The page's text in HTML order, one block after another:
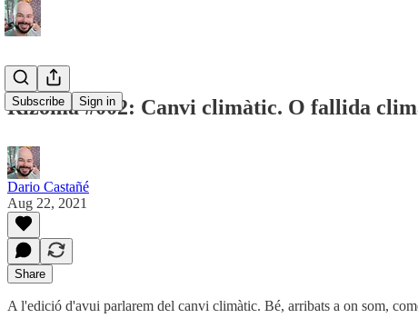
Subscribe Sign in
Rizoma #002: Canvi climàtic. O fallida
Dario Castañé
Aug 22, 2021
Share
A l'edició d'avui parlarem del canvi climàtic. Bé, arribats a on som,